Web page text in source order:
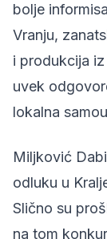
bolje
Vranju,
i produkcija
uvek
lokalna
Miljković
odluku u
Slično su
na tom